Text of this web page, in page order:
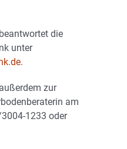
die
unter
.
zur
am
1233 oder